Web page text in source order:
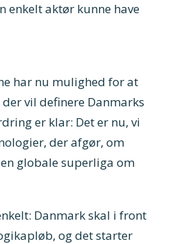
enkelt aktør kunne have
har nu mulighed for at
vil definere Danmarks
er klar: Det er nu, vi
der afgør, om
globale superliga om
Danmark skal i front
og det starter